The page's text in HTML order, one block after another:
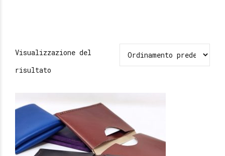
Visualizzazione del
risultato